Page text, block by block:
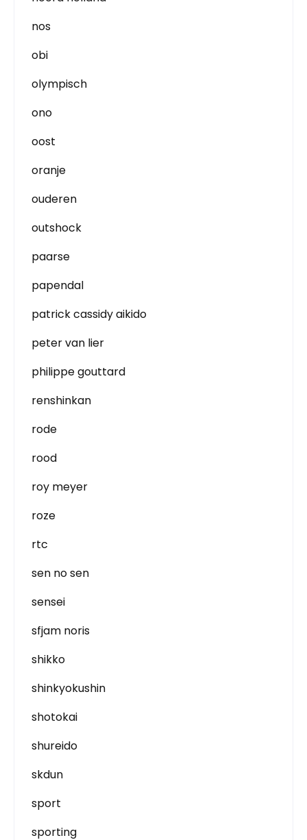
nos
obi
olympisch
ono
oost
oranje
ouderen
outshock
paarse
papendal
patrick cassidy aikido
peter van lier
philippe gouttard
renshinkan
rode
rood
roy meyer
roze
rtc
sen no sen
sensei
sfjam noris
shikko
shinkyokushin
shotokai
shureido
skdun
sport
sporting